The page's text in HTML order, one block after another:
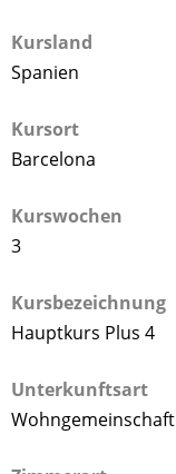
Kursland
Spanien
Kursort
Barcelona
Kurswochen
3
Kursbezeichnung
Hauptkurs Plus 4
Unterkunftsart
Wohngemeinschaft